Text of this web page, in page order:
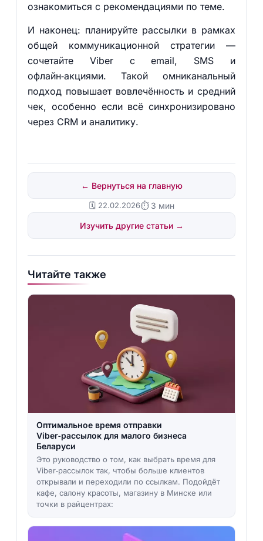
ознакомиться с рекомендациями по теме.
И наконец: планируйте рассылки в рамках
общей коммуникационной стратегии —
сочетайте Viber с email, SMS и
офлайн‑акциями. Такой омниканальный
подход повышает вовлечённость и средний
чек, особенно если всё синхронизировано
через CRM и аналитику.
← Вернуться на главную
🗓️ 22.02.2026⏱ 3 мин
Изучить другие статьи →
Читайте также
Оптимальное время отправки
Viber‑рассылок для малого бизнеса
Беларуси
Это руководство о том, как выбрать время для
Viber‑рассылок так, чтобы больше клиентов
открывали и переходили по ссылкам. Подойдёт
кафе, салону красоты, магазину в Минске или
точки в райцентрах: